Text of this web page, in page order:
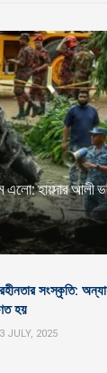
এলো: হায়দার আলী
সংস্কৃতি:
হয়
JULY, 2025